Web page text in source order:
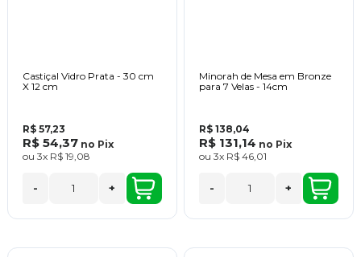
Castiçal Vidro Prata - 30 cm
X 12 cm
R$ 57,23
R$ 54,37 no Pix
ou 3x R$ 19,08
- +
Minorah de Mesa em Bronze
para 7 Velas - 14cm
R$ 138,04
R$ 131,14 no Pix
ou 3x R$ 46,01
- +